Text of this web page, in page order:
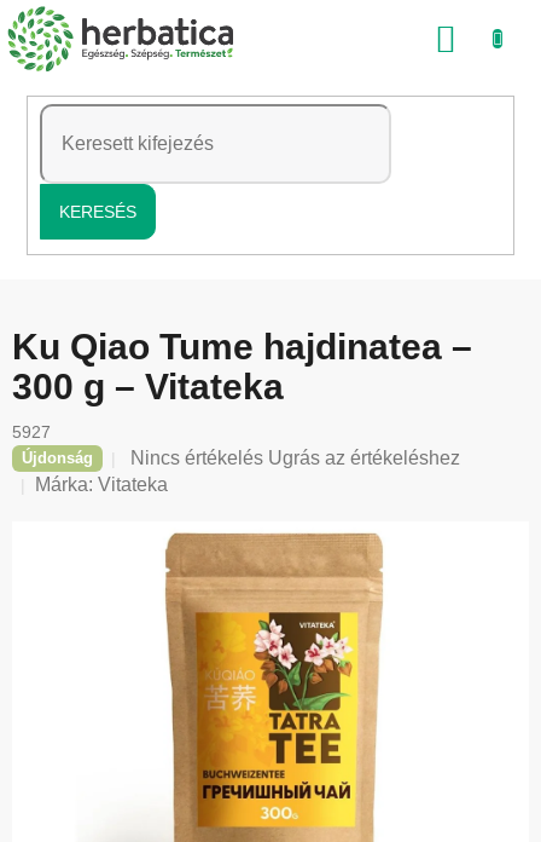
Ugrás
a
tartalomhoz
KERESÉS
Ku Qiao Tume hajdinatea –
300 g – Vitateka
5927
Újdonság
A
termék
értékelése
csillag.
Nincs értékelés Ugrás az értékeléshez
Márka: Vitateka